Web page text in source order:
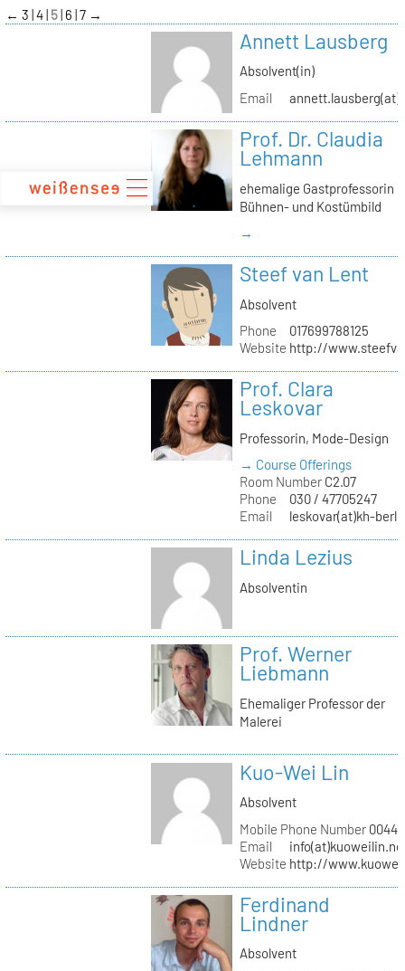
zum
Inhalt
← 3 4 5 6 7 →
Annett Lausberg
Absolvent(in)
Email
Prof. Dr. Claudia
Lehmann
ehemalige Gastprofessorin
Bühnen- und Kostümbild
→
Steef van Lent
Absolvent
Phone
017699788125
Website http://
Prof. Clara
Leskovar
Professorin, Mode-Design
→ Course Offerings
Room NumberC2.07
Phone
030 / 47705247
Email
leskovar(at)kh-
Linda Lezius
Absolventin
Prof. Werner
Liebmann
Ehemaliger Professor der
Malerei
Kuo-Wei Lin
Absolvent
Mobile Phone Number0044
Email
Website http://
Ferdinand
Lindner
Absolvent